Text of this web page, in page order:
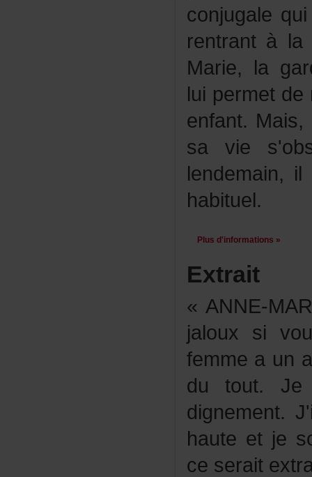
habituel.
Plusd'informations»
Extrait
«ANNE-